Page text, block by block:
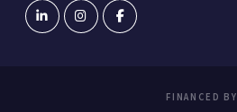
FINANCED BY